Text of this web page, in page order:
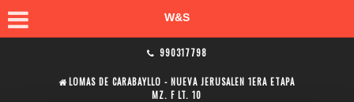
W&S
990317798
LOMAS DE CARABAYLLO - NUEVA JERUSALEN 1ERA ETAPA
MZ. F LT. 10